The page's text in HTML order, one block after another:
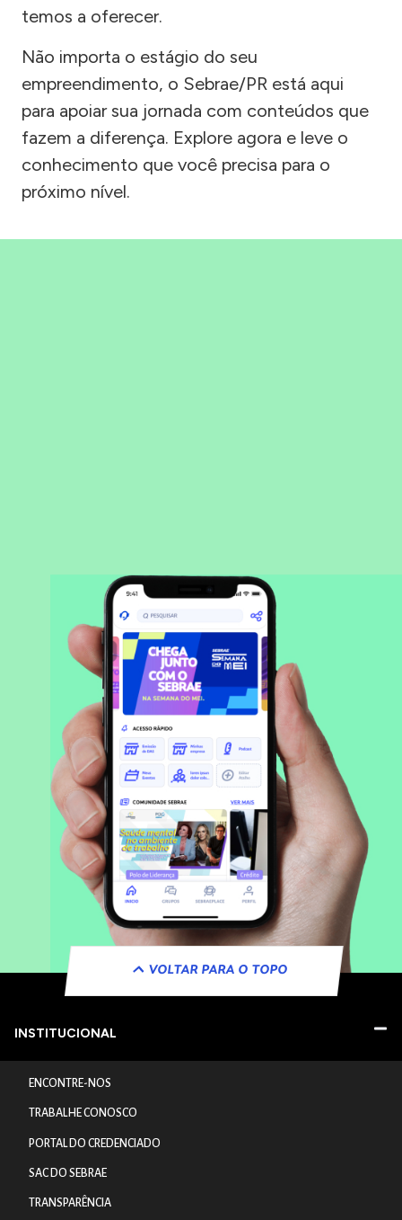
temos a oferecer.
Não importa o estágio do seu
empreendimento, o Sebrae/PR está aqui
para apoiar sua jornada com conteúdos que
fazem a diferença. Explore agora e leve o
conhecimento que você precisa para o
próximo nível.
VOLTAR PARA O TOPO
INSTITUCIONAL
ENCONTRE-NOS
TRABALHE CONOSCO
PORTAL DO CREDENCIADO
SAC DO SEBRAE
TRANSPARÊNCIA